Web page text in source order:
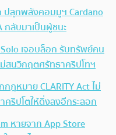
ปลุกพลังคอมมูฯ Cardano
ลับมาเป็นผู้ชนะ
เจอบล็อก รับทรัพย์คน
สนวิกฤตศรัทธาคริปโทฯ
ฎหมาย CLARITY Act ไม่
ริปโตให้ดิ่งลงอีกระลอก
หายจาก App Store